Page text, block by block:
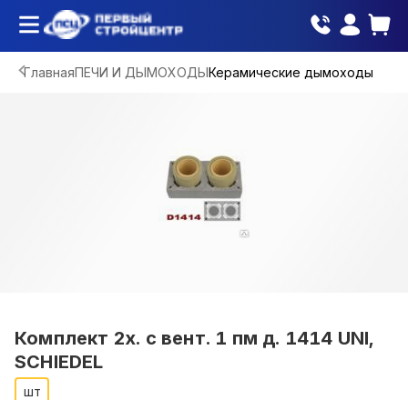
ГлавнаяПЕЧИ И ДЫМОХОДЫКерамические дымоходы
Комплект 2х. с вент. 1 пм д. 1414 UNI,
SCHIEDEL
шт